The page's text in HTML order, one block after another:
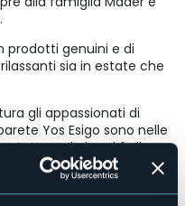
prodotti genuini e di
sia in estate che
gli appassionati di
Yos Esigo sono nelle
stuttura. Il che ci fa il
pernottare e